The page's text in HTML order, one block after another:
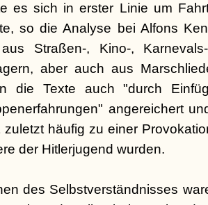
es sich in erster Linie um
so die Analyse bei Alfons
aus Straßen-, Kino-,
aber auch aus
die Texte auch "durch
angereichert
häufig zu einer
der Hitlerjugend wurden.
des Selbstverständnisses